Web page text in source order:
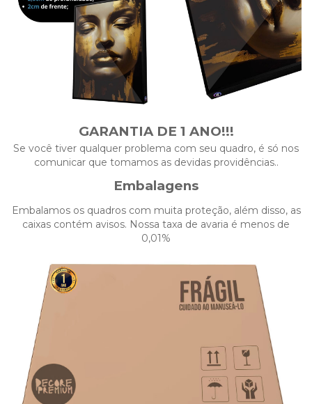
GARANTIA DE 1 ANO!!!
Se você tiver qualquer problema com seu quadro, é só nos
comunicar que tomamos as devidas providências..
Embalagens
Embalamos os quadros com muita proteção, além disso, as
caixas contém avisos. Nossa taxa de avaria é menos de
0,01%